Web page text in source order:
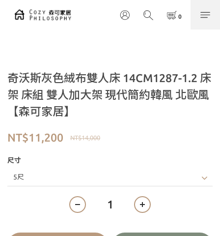
奇沃斯灰色絨布雙人床 14CM1287-1.2 床
架 床組 雙人加大架 現代簡約韓風 北歐風
【森可家居】
NT$14,000
NT$11,200
尺寸